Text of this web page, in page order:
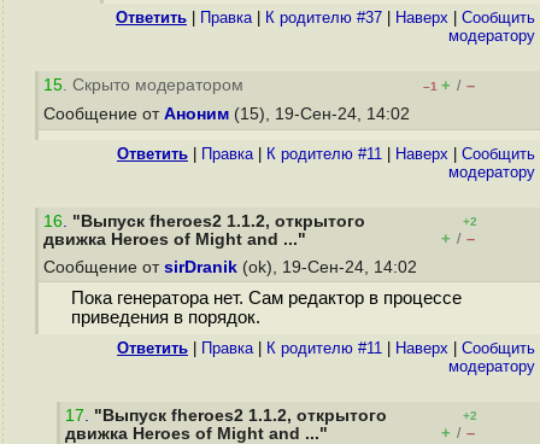
Ответить Правка| К родителю #37 Наверх
Cообщить
модератору
15. Скрыто модератором –1 + / –
Сообщение от Аноним (15), 19-Сен-24, 14:02
Ответить Правка| К родителю #11 Наверх
Cообщить
модератору
16. "Выпуск fheroes2 1.1.2, открытого
движка Heroes of Might and ..."
+2
+ / –
Сообщение от sirDranik (ok), 19-Сен-24, 14:02
Пока генератора нет. Сам редактор в процессе
приведения в порядок.
Ответить Правка| К родителю #11 Наверх
Cообщить
модератору
17. "Выпуск fheroes2 1.1.2, открытого
движка Heroes of Might and ..."
+2
+ / –